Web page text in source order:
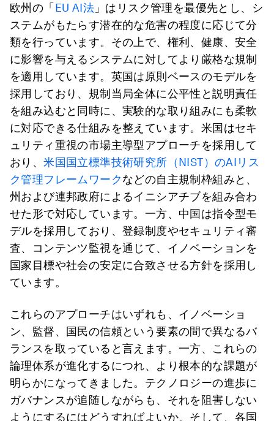
欧州の「 EU AI法 」はリスク管理を最優先とし、シ
ステムがもたらす潜在的な危害の程度に応じて分
類を行っています。その上で、権利、健康、安全
に影響を与えるシステムに対してより厳格な規制
を適用しています。英国は原則ベースのモデルを
採用しており、規制当局全体に公平性と説明責任
を組み込むと同時に、実験的な取り組みにも柔軟
に対応できる仕組みを整えています。米国はセキ
ュリティ重視の市場主導型アプローチを採用して
おり、米国国立標準技術研究所（NIST）のAIリス
ク管理フレームワークなどの自主規制枠組みと、
州および連邦政府によるイニシアチブを組み合わ
せた形で対応しています。一方、中国は指令型モ
デルを採用しており、登録制度やセキュリティ審
査、コンテンツ監視を通じて、イノベーションを
国家目標や社会の安定に合致させる方針を採用し
ています。
これらのアプローチはいずれも、イノベーショ
ン、監督、国民の信頼という要素の間で異なるバ
ランスを取っていると言えます。一方、これらの
論理体系が進化するにつれ、より根本的な課題が
明らかになってきました。テクノロジーの進歩に
ガバナンスが追随しながらも、それを阻害しない
ようにするにはどうすればよいか。そして、各国